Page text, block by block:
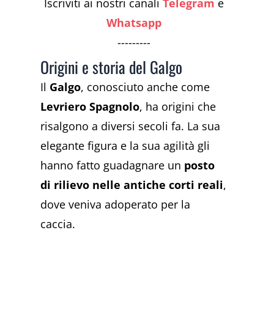
Iscriviti ai nostri canaliTelegram e
Whatsapp
---------
Origini e storia del Galgo
Il Galgo, conosciuto anche come
Levriero Spagnolo, ha origini che
risalgono a diversi secoli fa. La sua
elegante figura e la sua agilità gli
hanno fatto guadagnare un posto
di rilievo nelle antiche corti reali,
dove veniva adoperato per la
caccia.